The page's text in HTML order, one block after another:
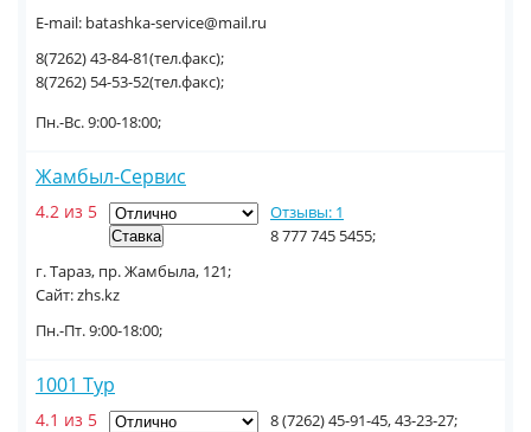
E-mail: batashka-service@mail.ru
8(7262) 43-84-81(тел.факс);
8(7262) 54-53-52(тел.факс);
Пн.-Вс. 9:00-18:00;
Жамбыл-Сервис
4.2 из 5 Отзывы: 1
г. Тараз, пр. Жамбыла, 121;
Сайт: zhs.kz
8 777 745 5455;
Пн.-Пт. 9:00-18:00;
1001 Tур
4.1 из 5
8 (7262) 45-91-45, 43-23-27;